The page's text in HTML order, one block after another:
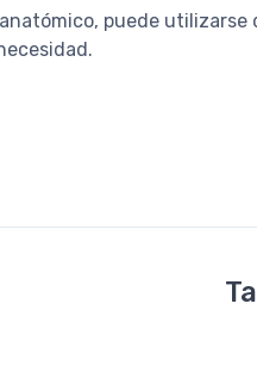
puede